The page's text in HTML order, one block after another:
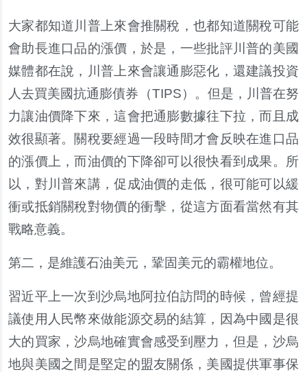
大家都知道川普上來會推關稅，也都知道關稅可能
會助長進口品的漲價，於是，一些批評川普的美國
媒體都在說，川普上來會讓通膨惡化，還建議投資
人去買美國抗通膨債券（TIPS）。但是，川普在努
力讓油價降下來，這會把通膨數據往下拉，而且成
效很顯著。關稅要經過一段時間才會反映在進口品
的漲價上，而油價的下降卻可以很快看到成果。所
以，對川普來講，促成油價的走低，很可能可以緩
衝或抵銷關稅對物價的衝擊，從這方面看當然有其
戰略意義。
第二，是維護石油美元，鞏固美元的霸權地位。
習近平上一次到沙烏地阿拉伯訪問的時候，曾經提
議使用人民幣來做能源交易的結算，因為中國是很
大的買家，沙烏地確實會感受到壓力，但是，沙烏
地與美國之間是堅定的盟友關係，美國提供軍事保